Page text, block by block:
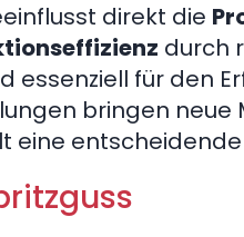
direkt die
durch
essenziell für den
bringen neue
eine entscheidende